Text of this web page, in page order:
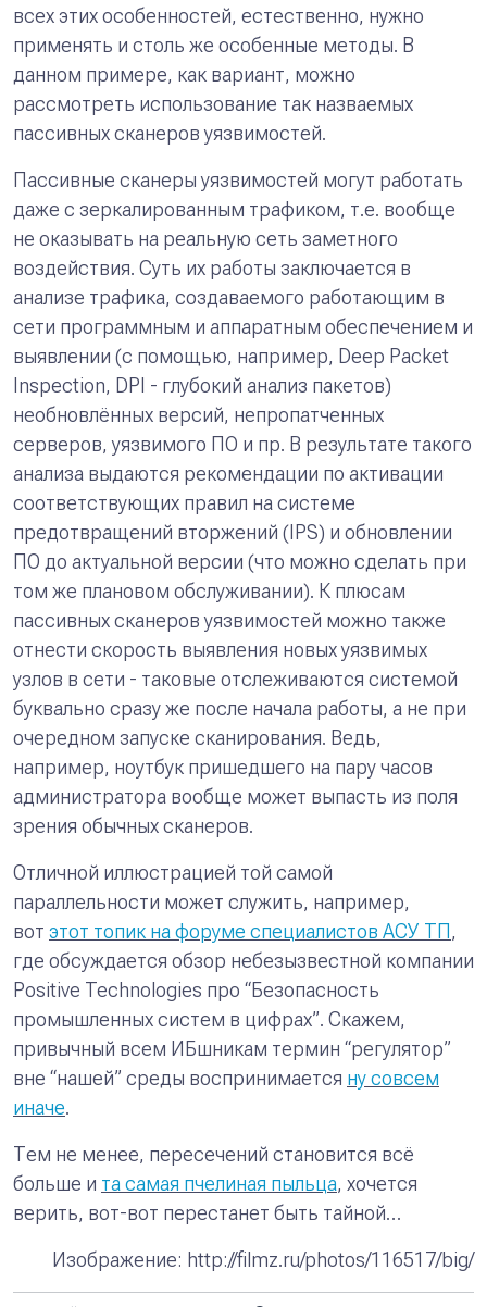
всех этих особенностей, естественно, нужно
применять и столь же особенные методы. В
данном примере, как вариант, можно
рассмотреть использование так назваемых
пассивных сканеров уязвимостей.
Пассивные сканеры уязвимостей могут работать
даже с зеркалированным трафиком, т.е. вообще
не оказывать на реальную сеть заметного
воздействия. Суть их работы заключается в
анализе трафика, создаваемого работающим в
сети программным и аппаратным обеспечением и
выявлении (с помощью, например, Deep Packet
Inspection, DPI - глубокий анализ пакетов)
необновлённых версий, непропатченных
серверов, уязвимого ПО и пр. В результате такого
анализа выдаются рекомендации по активации
соответствующих правил на системе
предотвращений вторжений (IPS) и обновлении
ПО до актуальной версии (что можно сделать при
том же плановом обслуживании). К плюсам
пассивных сканеров уязвимостей можно также
отнести скорость выявления новых уязвимых
узлов в сети - таковые отслеживаются системой
буквально сразу же после начала работы, а не при
очередном запуске сканирования. Ведь,
например, ноутбук пришедшего на пару часов
администратора вообще может выпасть из поля
зрения обычных сканеров.
Отличной иллюстрацией той самой
параллельности может служить, например,
вот этот топик на форуме специалистов АСУ ТП,
где обсуждается обзор небезызвестной компании
Positive Technologies про “Безопасность
промышленных систем в цифрах”. Скажем,
привычный всем ИБшникам термин “регулятор”
вне “нашей” среды воспринимается ну совсем
иначе.
Тем не менее, пересечений становится всё
больше и та самая пчелиная пыльца, хочется
верить, вот-вот перестанет быть тайной…
Изображение: http://filmz.ru/photos/116517/big/